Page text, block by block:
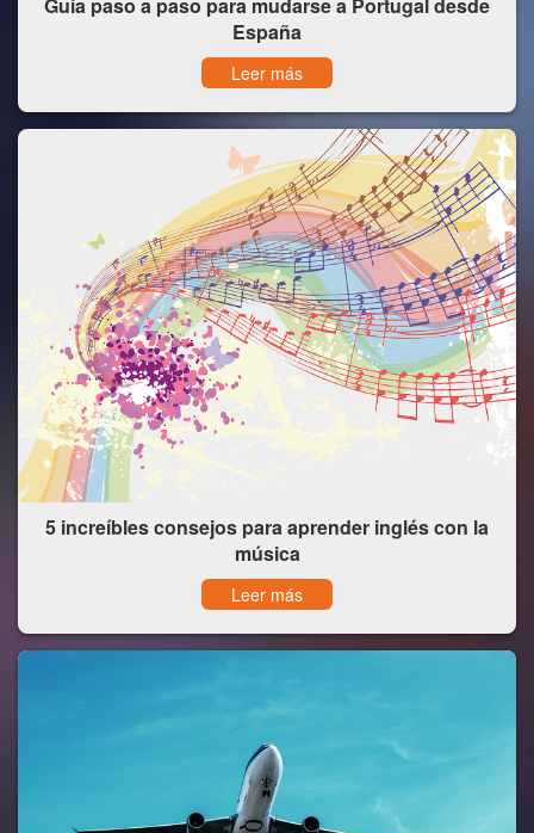
Guía paso a paso para mudarse a Portugal desde
España
Leer más
5 increíbles consejos para aprender inglés con la
música
Leer más